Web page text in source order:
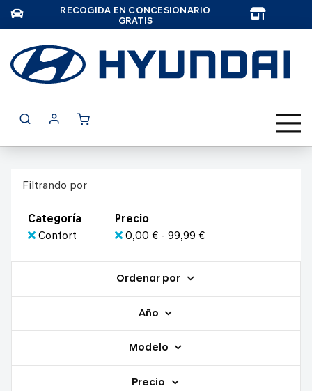
RECOGIDA EN CONCESIONARIO
GRATIS
Filtrando por
Categoría
Confort
Precio
0,00 € - 99,99 €
Ordenar por
Año
Modelo
Precio